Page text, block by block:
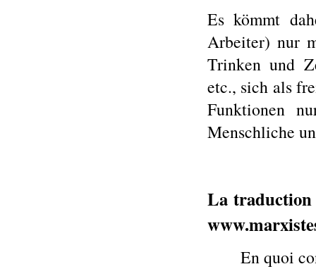
Es kömmt
Arbeiter) nur
Trinken und
etc., sich als
Funktionen
Menschliche
La traduction
En quoi